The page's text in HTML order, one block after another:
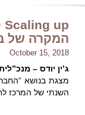
Scaling up כתפקיד של החברה האזרחית:
המקרה של
October 15, 2018
ג’ין יודס –
מצגת בנושא
השנתי של המרכז